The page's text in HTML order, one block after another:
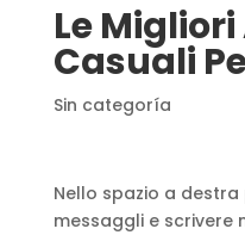
Le
Casuali
Sin categoría
Nello spazio a
messaggli e scrivere